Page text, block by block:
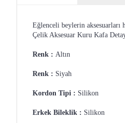
Eğlenceli beylerin
Çelik Aksesuar Kuru Kafa
Renk : Altın
Renk : Siyah
Kordon Tipi : Silikon
Erkek Bileklik : Silikon